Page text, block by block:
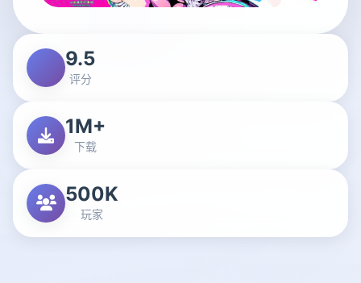
9.5
评分
1M+
下载
500K
玩家